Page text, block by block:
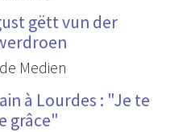
gëtt vun der
Medien
à Lourdes : "Je te
grâce"